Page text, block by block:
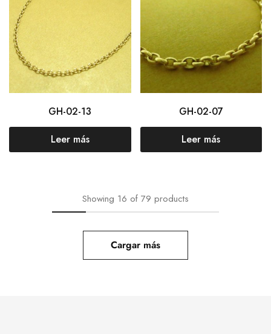
GH-02-13
Leer más
GH-02-07
Leer más
Showing 16 of 79 products
Cargar más